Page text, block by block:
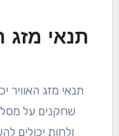
גולפים צריכים
שמצטיין בנהיגה
רחבות, בעוד